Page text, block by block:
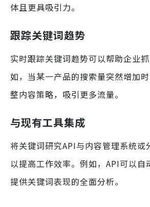
体且更具吸引力。
跟踪关键词趋势
实时跟踪关键词趋势可以帮助企业
如，当某一产品的搜索量突然增加
整内容策略，吸引更多流量。
与现有工具集成
将关键词研究API与内容管理系统或
以提高工作效率。例如，API可以自
提供关键词表现的全面分析。